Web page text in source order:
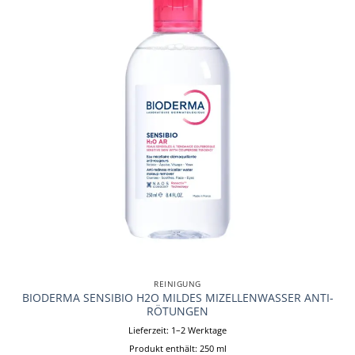
REINIGUNG
BIODERMA SENSIBIO H2O MILDES MIZELLENWASSER ANTI-
RÖTUNGEN
Lieferzeit: 1–2 Werktage
Produkt enthält: 250 ml